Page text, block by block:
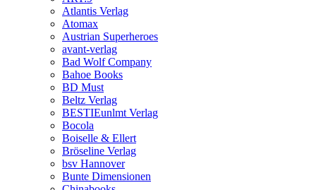
Atlantis Verlag
Atomax
Austrian Superheroes
avant-verlag
Bad Wolf Company
Bahoe Books
BD Must
Beltz Verlag
BESTIEunlmt Verlag
Bocola
Boiselle & Ellert
Bröseline Verlag
bsv Hannover
Bunte Dimensionen